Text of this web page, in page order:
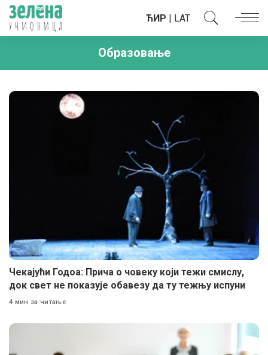
ЋИР | LAT
Образовање
Чекајући Годоа: Прича о човеку који тежи смислу,
док свет не показује обавезу да ту тежњу испуни
4 мин за читање